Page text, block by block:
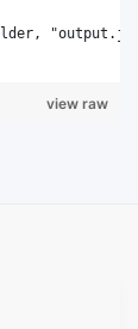
view raw